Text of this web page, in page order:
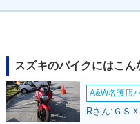
スズキのバイクにはこ
A&W名護店
Rさん:ＧＳ